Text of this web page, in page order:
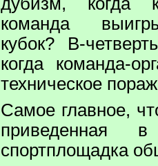
команда
кубок? В-
когда команда-
техническое
Самое главное,
приведенная
спортплощадка